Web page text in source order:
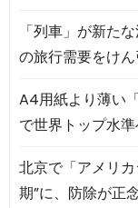
「列車」が新た
の旅行需要をけん
A4用紙より薄い
で世界トップ水
北京で「アメリ
期”に、防除が正